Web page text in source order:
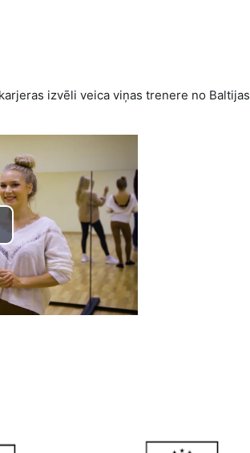
izvēli veica viņas trenere no Baltijas